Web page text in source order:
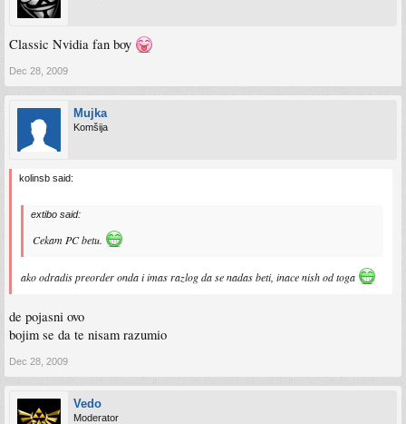
Classic Nvidia fan boy
Dec 28, 2009
Mujka
Komšija
kolinsb said:
extibo said:
Cekam PC betu.
ako odradis preorder onda i imas razlog da se nadas beti, inace nish od toga
de pojasni ovo
bojim se da te nisam razumio
Dec 28, 2009
Vedo
Moderator